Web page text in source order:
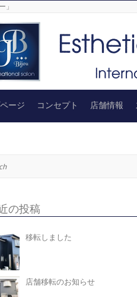
」
ージ コンセプト 店舗情報
の投稿
移転しました
店舗移転のお知らせ